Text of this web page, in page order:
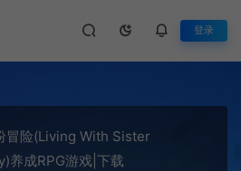
登录
冒险(Living With Sister
养成RPG游戏|下载